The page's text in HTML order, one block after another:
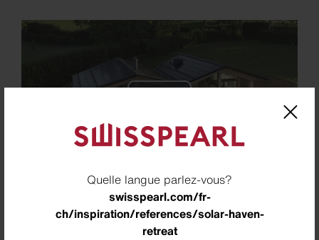
Quelle langue parlez-vous?
swisspearl.com/fr-
ch/inspiration/references/solar-haven-
retreat
Video